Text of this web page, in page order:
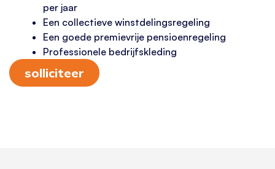
per jaar
Een collectieve winstdelingsregeling
Een goede premievrije pensioenregeling
Professionele bedrijfskleding
solliciteer